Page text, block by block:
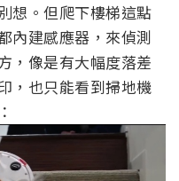
想。但爬下樓梯這點
內建感應器，來偵測
，像是有大幅度落差
，也只能看到掃地機